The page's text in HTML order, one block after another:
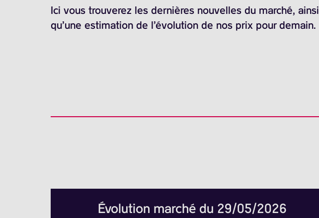
Ici vous trouverez les dernières nouvelles du marché, ainsi
qu’une estimation de l’évolution de nos prix pour demain.
Évolution marché du 29/05/2026